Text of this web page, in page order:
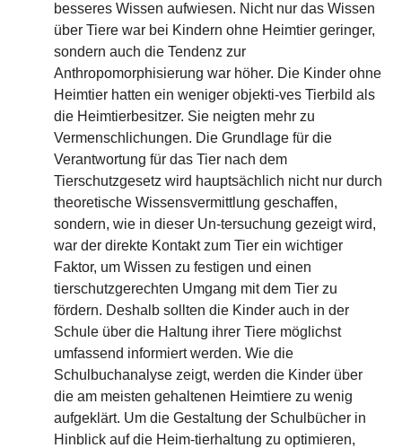
besseres Wissen aufwiesen. Nicht nur das Wissen
über Tiere war bei Kindern ohne Heimtier geringer,
sondern auch die Tendenz zur
Anthropomorphisierung war höher. Die Kinder ohne
Heimtier hatten ein weniger objekti-ves Tierbild als
die Heimtierbesitzer. Sie neigten mehr zu
Vermenschlichungen. Die Grundlage für die
Verantwortung für das Tier nach dem
Tierschutzgesetz wird hauptsächlich nicht nur durch
theoretische Wissensvermittlung geschaffen,
sondern, wie in dieser Un-tersuchung gezeigt wird,
war der direkte Kontakt zum Tier ein wichtiger
Faktor, um Wissen zu festigen und einen
tierschutzgerechten Umgang mit dem Tier zu
fördern. Deshalb sollten die Kinder auch in der
Schule über die Haltung ihrer Tiere möglichst
umfassend informiert werden. Wie die
Schulbuchanalyse zeigt, werden die Kinder über
die am meisten gehaltenen Heimtiere zu wenig
aufgeklärt. Um die Gestaltung der Schulbücher in
Hinblick auf die Heim-tierhaltung zu optimieren,